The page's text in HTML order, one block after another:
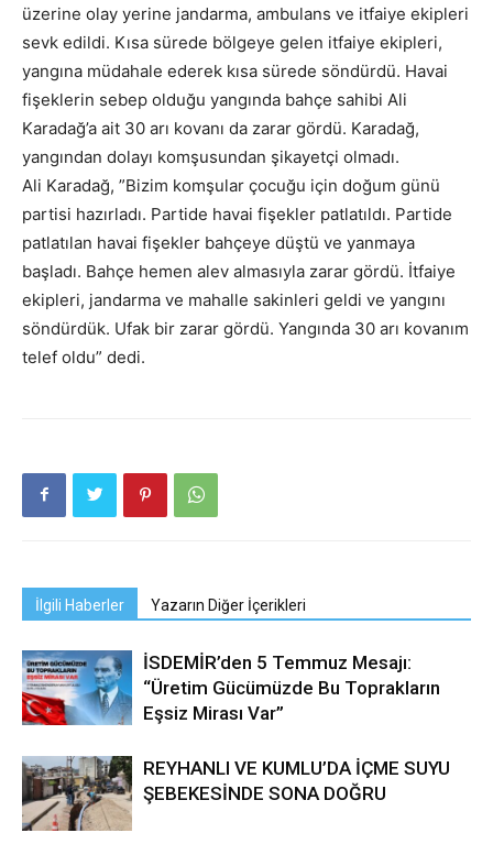
üzerine olay yerine jandarma, ambulans ve itfaiye ekipleri
sevk edildi. Kısa sürede bölgeye gelen itfaiye ekipleri,
yangına müdahale ederek kısa sürede söndürdü. Havai
fişeklerin sebep olduğu yangında bahçe sahibi Ali
Karadağ’a ait 30 arı kovanı da zarar gördü. Karadağ,
yangından dolayı komşusundan şikayetçi olmadı.
Ali Karadağ, ”Bizim komşular çocuğu için doğum günü
partisi hazırladı. Partide havai fişekler patlatıldı. Partide
patlatılan havai fişekler bahçeye düştü ve yanmaya
başladı. Bahçe hemen alev almasıyla zarar gördü. İtfaiye
ekipleri, jandarma ve mahalle sakinleri geldi ve yangını
söndürdük. Ufak bir zarar gördü. Yangında 30 arı kovanım
telef oldu” dedi.
İlgili Haberler Yazarın Diğer İçerikleri
İSDEMİR’den 5 Temmuz Mesajı:
“Üretim Gücümüzde Bu Toprakların
Eşsiz Mirası Var”
REYHANLI VE KUMLU’DA İÇME SUYU
ŞEBEKESİNDE SONA DOĞRU